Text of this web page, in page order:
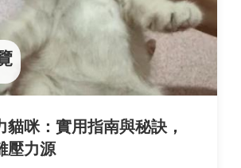
貓咪：實用指南與秘訣，
壓力源